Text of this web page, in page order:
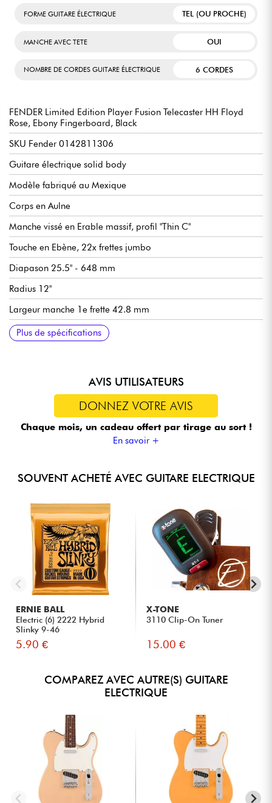
FORME GUITARE ÉLECTRIQUE TEL (OU PROCHE)
MANCHE AVEC TETE OUI
NOMBRE DE CORDES GUITARE ÉLECTRIQUE 6 CORDES
FENDER Limited Edition Player Fusion Telecaster HH Floyd
Rose, Ebony Fingerboard, Black
SKU Fender 0142811306
Guitare électrique solid body
Modèle fabriqué au Mexique
Corps en Aulne
Manche vissé en Erable massif, profil "Thin C"
Touche en Ebène, 22x frettes jumbo
Diapason 25.5" - 648 mm
Radius 12"
Largeur manche 1e frette 42.8 mm
Micros double-bobinage Fender Player II Modified Humbucker
Master Volume
Master Tone
Sélecteur micros 5x positions
Vibrato double-blocage Floyd Rose Special
Mécaniques Fender Standard Cast/Sealed
Sillet en os synthétique
Finition corps brillant
Finition manche satin
Vendue avec housse Fender
Tirants de cordes recommandées (accordage standard) : 9.42,
9.46Plus de spécifications
AVIS UTILISATEURS
DONNEZ VOTRE AVIS
Chaque mois, un cadeau offert par tirage au sort !
En savoir +
SOUVENT ACHETÉ AVEC GUITARE ELECTRIQUE
ERNIE BALL
Electric (6) 2222 Hybrid
Slinky 9-46
5.90 €
X-TONE
3110 Clip-On Tuner
15.00 €
COMPAREZ AVEC AUTRE(S) GUITARE
ELECTRIQUE